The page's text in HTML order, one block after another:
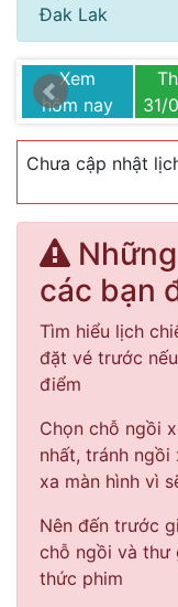
Đak Lak
Xem
hôm nay
31/
Chưa cập nhật
các bạn
Tìm hiểu lịch
đặt vé trước
điểm
Chọn chỗ ngồi
nhất, tránh
xa màn hình vì
Nên đến trước
chỗ ngồi và thư
thức phim